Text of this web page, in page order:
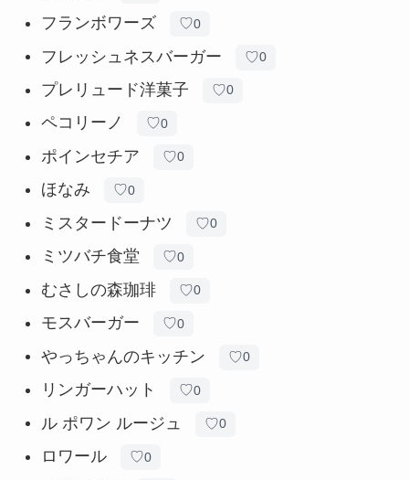
フランボワーズ ♡0
フレッシュネスバーガー ♡0
プレリュード洋菓子 ♡0
ペコリーノ ♡0
ポインセチア ♡0
ほなみ ♡0
ミスタードーナツ ♡0
ミツバチ食堂 ♡0
むさしの森珈琲 ♡0
モスバーガー ♡0
やっちゃんのキッチン ♡0
リンガーハット ♡0
ル ポワン ルージュ ♡0
ロワール ♡0